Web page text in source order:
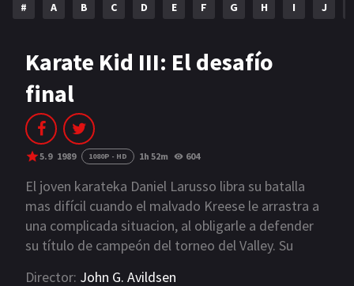
AÑOS
2023
2021
2019 2018
2014 2006
2002 2001
2000 1990
# A B C D E F G H I J
Karate Kid III: El desafío
final
5.9 1989 1080P - HD 1h 52m 604
El joven karateka Daniel Larusso libra su batalla
mas difícil cuando el malvado Kreese le arrastra a
una complicada situacion, al obligarle a defender
su título de campeón del torneo del Valley. Su
Director: John G. Avildsen